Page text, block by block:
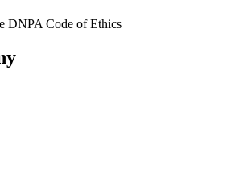
DNPA Code of Ethics